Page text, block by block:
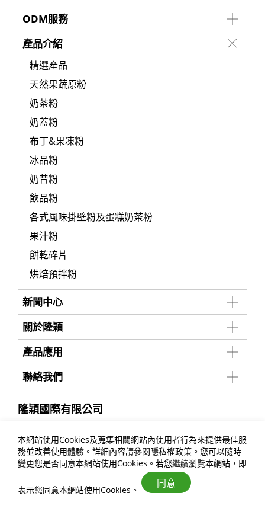
ODM服務
產品介紹
精選產品
天然果蔬原粉
奶茶粉
奶蓋粉
布丁&果凍粉
冰品粉
奶昔粉
飲品粉
各式風味掛壁粉及蛋糕奶茶粉
果汁粉
餅乾碎片
烘焙預拌粉
新聞中心
關於隆穎
產品應用
聯絡我們
隆穎國際有限公司
+886-6-593-8404
allwinfoodsales@gmail.com
74553 台南市安定區新吉六路27號
本網站使用Cookies及蒐集相關網站內使用者行為來提供最佳服
務並改善使用體驗。詳細內容請參閱隱私權政策 。您可以隨時
變更您是否同意本網站使用Cookies。若您繼續瀏覽本網站，即
表示您同意本網站使用Cookies。
同意